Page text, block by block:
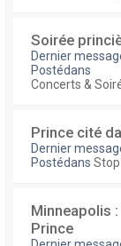
Soirée
Dernier
Postédans
Concerts &
Prince cité
Dernier
Postédans
Minneapolis
Prince